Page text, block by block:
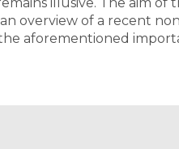
overview of a recent
aforementioned